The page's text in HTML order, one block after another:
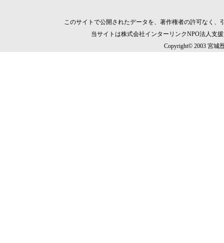
このサイトで公開されたデータを、著作権者の許可なく
当サイトは株式会社インターリンクNPO法人支
Copyright© 2003 宮城